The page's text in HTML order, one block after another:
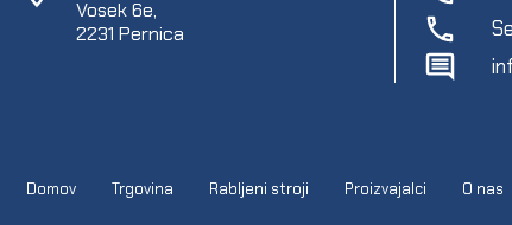
Vosek 6e,
2231 Pernica
Domov Trgovina Rabljeni stroji Proizvajalci O nas